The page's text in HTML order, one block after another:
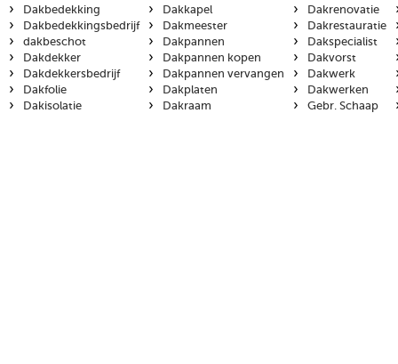
›
Dakbedekking
› Dakbedekkingsbedrijf
› dakbeschot
› Dakdekker
› Dakdekkersbedrijf
› Dakfolie
› Dakisolatie
› Dakkapel
› Dakmeester
› Dakpannen
› Dakpannen kopen
› Dakpannen vervangen
› Dakplaten
› Dakraam
› Dakrenovatie
› Dakrestauratie
› Dakspecialist
› Dakvorst
› Dakwerk
› Dakwerken
› Gebr. Schaap